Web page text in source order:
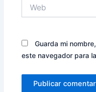
Guarda mi
este navegador para